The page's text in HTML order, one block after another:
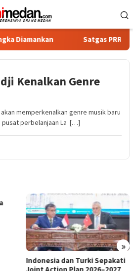
Satgas PRR Pacu
Kenalkan Genre
akan memperkenalkan genre musik baru
pusat perbelanjaan La […]
»
Satgas PRR Pacu Realisasi